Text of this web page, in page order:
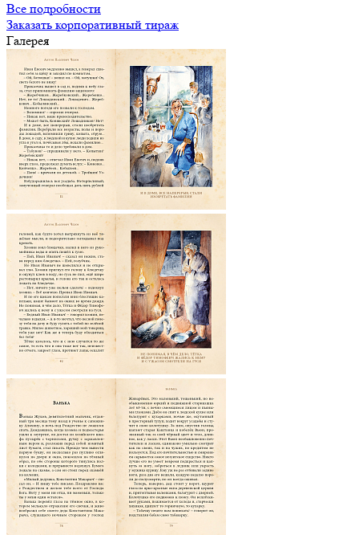
Все подробности
Заказать корпоративный тираж
Галерея